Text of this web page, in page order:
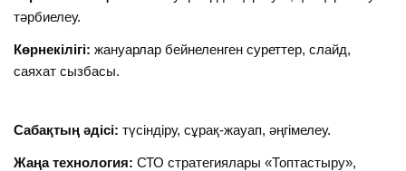
тәрбиелеу.
Көрнекілігі: жануарлар бейнеленген суреттер, слайд,
саяхат сызбасы.
Сабақтың әдісі: түсіндіру, сұрақ-жауап, әңгімелеу.
Жаңа технология: СТО стратегиялары «Топтастыру»,